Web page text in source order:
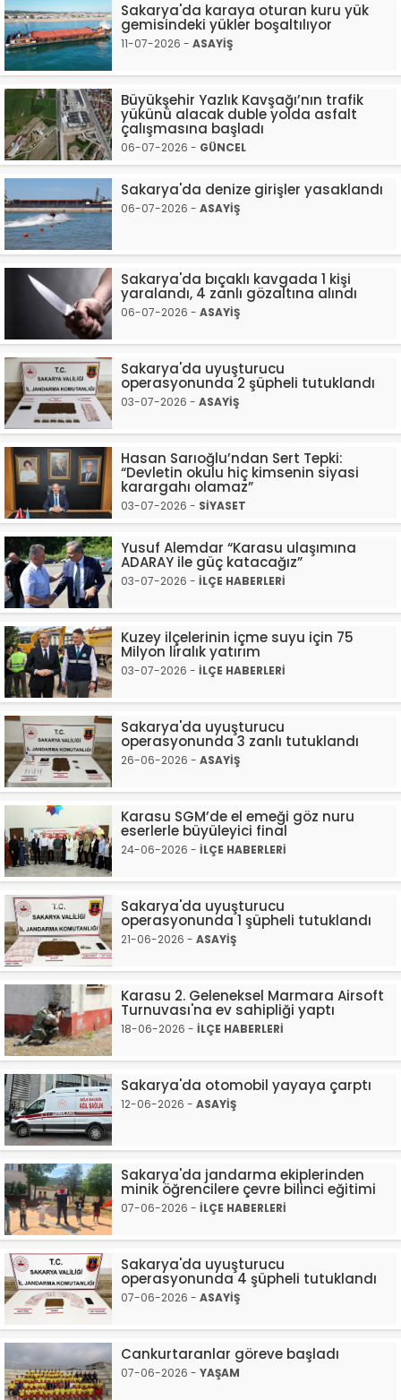
Sakarya'da karaya oturan kuru yük
gemisindeki yükler boşaltılıyor
11-07-2026 - ASAYİŞ
Büyükşehir Yazlık Kavşağı’nın trafik
yükünü alacak duble yolda asfalt
çalışmasına başladı
06-07-2026 - GÜNCEL
Sakarya'da denize girişler yasaklandı
06-07-2026 - ASAYİŞ
Sakarya'da bıçaklı kavgada 1 kişi
yaralandı, 4 zanlı gözaltına alındı
06-07-2026 - ASAYİŞ
Sakarya'da uyuşturucu
operasyonunda 2 şüpheli tutuklandı
03-07-2026 - ASAYİŞ
Hasan Sarıoğlu’ndan Sert Tepki:
“Devletin okulu hiç kimsenin siyasi
karargahı olamaz”
03-07-2026 - SİYASET
Yusuf Alemdar “Karasu ulaşımına
ADARAY ile güç katacağız”
03-07-2026 - İLÇE HABERLERİ
Kuzey ilçelerinin içme suyu için 75
Milyon liralık yatırım
03-07-2026 - İLÇE HABERLERİ
Sakarya'da uyuşturucu
operasyonunda 3 zanlı tutuklandı
26-06-2026 - ASAYİŞ
Karasu SGM’de el emeği göz nuru
eserlerle büyüleyici final
24-06-2026 - İLÇE HABERLERİ
Sakarya'da uyuşturucu
operasyonunda 1 şüpheli tutuklandı
21-06-2026 - ASAYİŞ
Karasu 2. Geleneksel Marmara Airsoft
Turnuvası'na ev sahipliği yaptı
18-06-2026 - İLÇE HABERLERİ
Sakarya'da otomobil yayaya çarptı
12-06-2026 - ASAYİŞ
Sakarya'da jandarma ekiplerinden
minik öğrencilere çevre bilinci eğitimi
07-06-2026 - İLÇE HABERLERİ
Sakarya'da uyuşturucu
operasyonunda 4 şüpheli tutuklandı
07-06-2026 - ASAYİŞ
Cankurtaranlar göreve başladı
07-06-2026 - YAŞAM